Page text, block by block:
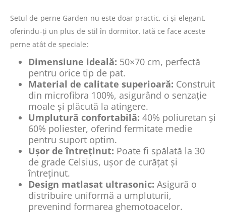
Setul de perne Garden nu este doar practic, ci și elegant,
oferindu-ți un plus de stil în dormitor. Iată ce face aceste
perne atât de speciale:
Dimensiune ideală: 50×70 cm, perfectă
pentru orice tip de pat.
Material de calitate superioară: Construit
din microfibra 100%, asigurând o senzație
moale și plăcută la atingere.
Umplutură confortabilă: 40% poliuretan și
60% poliester, oferind fermitate medie
pentru suport optim.
Ușor de întreținut: Poate fi spălată la 30
de grade Celsius, ușor de curățat și
întreținut.
Design matlasat ultrasonic: Asigură o
distribuire uniformă a umpluturii,
prevenind formarea ghemotoacelor.